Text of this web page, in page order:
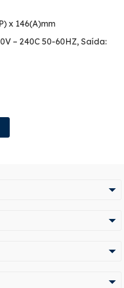
x 146(A)mm
– 240C 50-60HZ, Saída: